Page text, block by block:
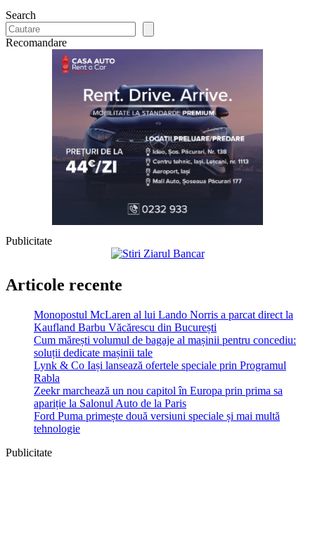
Search
Recomandare
Publicitate
Articole recente
Monopostul McLaren al lui Lando Norris a parcat direct la
Kaufland Barbu Văcărescu din București
Cum mărești volumul de bagaje al mașinii pentru concediu:
soluții dedicate mașinii tale
Lynk & Co Iași lansează ofertele speciale prin Programul
Rabla
Zeekr marchează un nou capitol în Europa prin prima sa
apariție la Salonul Auto de la Paris
Ford Puma primește două versiuni speciale și mai multă
tehnologie
Publicitate